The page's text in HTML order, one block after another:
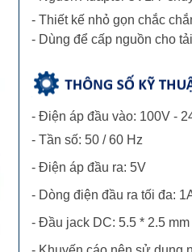
- Thiết kế nhỏ gọn chắc
- Dùng để cấp nguồn cho
- Điện áp đầu vào: 100V -
- Tần số: 50 / 60 Hz
- Điện áp đầu ra: 5V
- Dòng điện đầu ra tối đa:
- Đầu jack DC: 5.5 * 2.5